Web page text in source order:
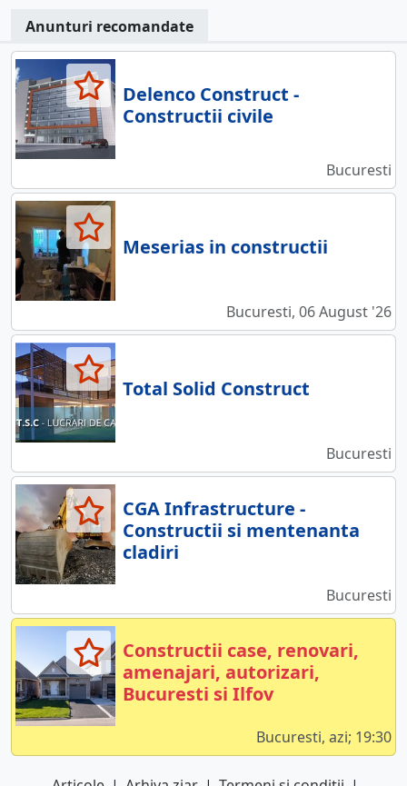
Anunturi recomandate
Delenco Construct -
Constructii civile
Bucuresti
Meserias in constructii
Bucuresti, 06 August '26
Total Solid Construct
Bucuresti
CGA Infrastructure -
Constructii si mentenanta
cladiri
Bucuresti
Constructii case, renovari,
amenajari, autorizari,
Bucuresti si Ilfov
Bucuresti, azi; 19:30